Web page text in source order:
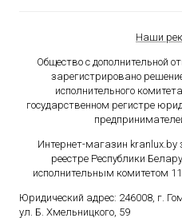
Наши
Общество с дополнительной
зарегистрировано
исполнительного
государственном регистре
Интернет-магазин kranlux.by
реестре Республики
исполнительным комитетом
Юридический адрес: 246008, г.
ул. Б. Хмельницкого, 59